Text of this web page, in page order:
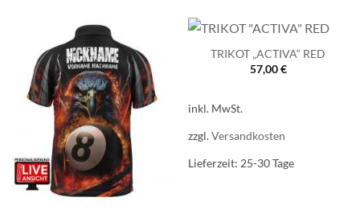
TRIKOT „ACTIVA“ RED
57,00€
inkl. MwSt.
zzgl.Versandkosten
Lieferzeit: 25-30 Tage